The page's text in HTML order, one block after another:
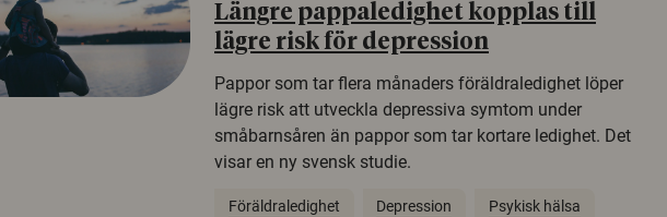
Längre pappaledighet kopplas till
lägre risk för depression
Pappor som tar flera månaders föräldraledighet löper
lägre risk att utveckla depressiva symtom under
småbarnsåren än pappor som tar kortare ledighet. Det
visar en ny svensk studie.
Föräldraledighet Depression Psykisk hälsa